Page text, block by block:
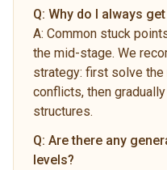
Q: Why do I always
A: Common stuck
the mid-stage. We
strategy: first solve
conflicts, then
structures.
Q: Are there any
levels?